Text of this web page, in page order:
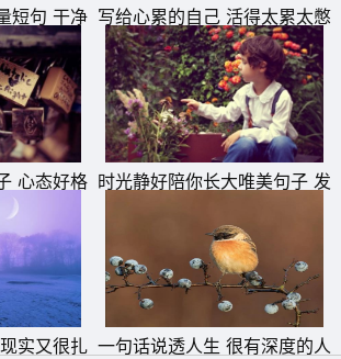
样，真的不是一加一等于二，种瓜得
短句 干净 写给心累的自己 活得太累太憋
屈的说说
心态好格 时光静好陪你长大唯美句子 发
实又很扎 一句话说透人生 很有深度的人